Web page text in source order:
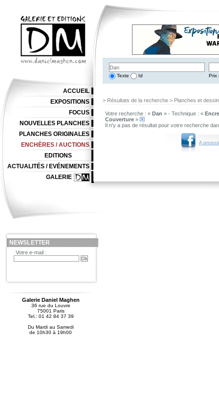
Texte Id Prix
> Résultats de la recherche > Planches et
Votre recherche : « Dan » - Technique : «
Couverture »
Il n'y a pas de résultat pour votre recherche
A
ACCUEIL
EXPOSITIONS
FOCUS
NOUVELLES PLANCHES
PLANCHES ORIGINALES
ENCHÈRES / AUCTIONS
EDITIONS
ACTUALITÉS / EVÉNEMENTS
GALERIE
NEWSLETTER
Votre e-mail :
Galerie Daniel Maghen
36 rue du Louvre
75001 Paris
Tel.: 01 42 84 37 39
Du Mardi au Samedi
de 10h30 à 19h00